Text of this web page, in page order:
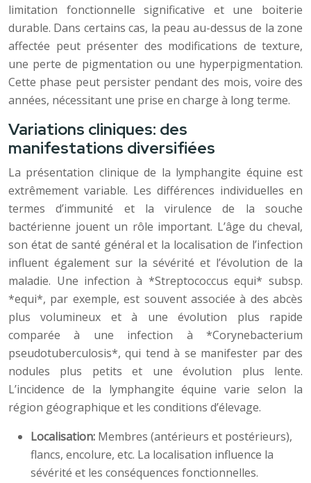
limitation fonctionnelle significative et une boiterie
durable. Dans certains cas, la peau au-dessus de la zone
affectée peut présenter des modifications de texture,
une perte de pigmentation ou une hyperpigmentation.
Cette phase peut persister pendant des mois, voire des
années, nécessitant une prise en charge à long terme.
Variations cliniques: des
manifestations diversifiées
La présentation clinique de la lymphangite équine est
extrêmement variable. Les différences individuelles en
termes d’immunité et la virulence de la souche
bactérienne jouent un rôle important. L’âge du cheval,
son état de santé général et la localisation de l’infection
influent également sur la sévérité et l’évolution de la
maladie. Une infection à *Streptococcus equi* subsp.
*equi*, par exemple, est souvent associée à des abcès
plus volumineux et à une évolution plus rapide
comparée à une infection à *Corynebacterium
pseudotuberculosis*, qui tend à se manifester par des
nodules plus petits et une évolution plus lente.
L’incidence de la lymphangite équine varie selon la
région géographique et les conditions d’élevage.
Localisation: Membres (antérieurs et postérieurs),
flancs, encolure, etc. La localisation influence la
sévérité et les conséquences fonctionnelles.